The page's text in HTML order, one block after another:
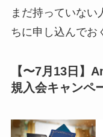
まだ持っていない
ちに申し込んでお
【〜7月13日】
規入会キャンペ